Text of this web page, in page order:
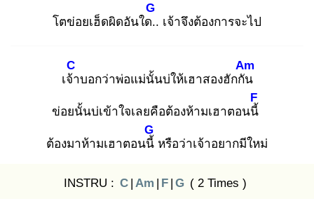
โตข่อยเฮ็ดผิดอันใด..
G
เจ้าจึงต้องการจะไป
เจ้า
C
บอกว่าพ่อแม่นั้นบ่ให้เฮาสองฮักกัน
Am
ข่อยนั้นบ่เข้าใจเลยคือต้องห้ามเฮาตอนนี้
F
ต้องมาห้ามเฮาตอนนี้
G
หรือว่าเจ้าอยากมีใหม่
INSTRU : C | Am | F | G ( 2 Times )